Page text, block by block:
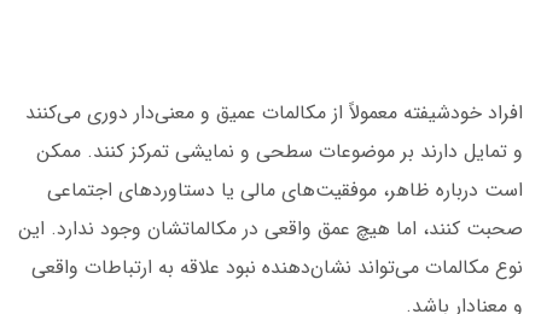
افراد خودشیفته معمولاً از مکالمات عمیق و معنی‌دار دوری می‌کنند
و تمایل دارند بر موضوعات سطحی و نمایشی تمرکز کنند. ممکن
است درباره ظاهر، موفقیت‌های مالی یا دستاوردهای اجتماعی
صحبت کنند، اما هیچ عمق واقعی در مکالماتشان وجود ندارد. این
نوع مکالمات می‌تواند نشان‌دهنده نبود علاقه به ارتباطات واقعی
و معنادار باشد.